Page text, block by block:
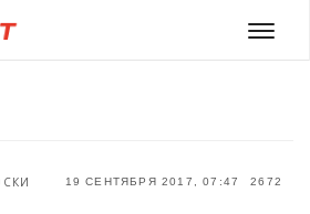
Меню
19 СЕНТЯБРЯ 2017, 07:47 2672